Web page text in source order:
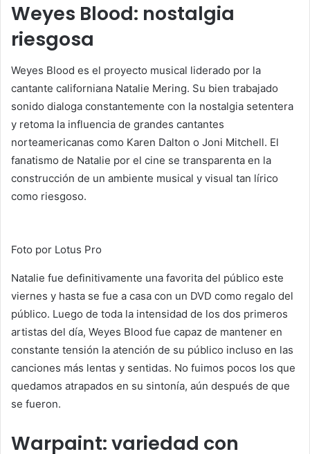
Weyes Blood: nostalgia
riesgosa
Weyes Blood es el proyecto musical liderado por la
cantante californiana Natalie Mering. Su bien trabajado
sonido dialoga constantemente con la nostalgia setentera
y retoma la influencia de grandes cantantes
norteamericanas como Karen Dalton o Joni Mitchell. El
fanatismo de Natalie por el cine se transparenta en la
construcción de un ambiente musical y visual tan lírico
como riesgoso.
Foto por Lotus Pro
Natalie fue definitivamente una favorita del público este
viernes y hasta se fue a casa con un DVD como regalo del
público. Luego de toda la intensidad de los dos primeros
artistas del día, Weyes Blood fue capaz de mantener en
constante tensión la atención de su público incluso en las
canciones más lentas y sentidas. No fuimos pocos los que
quedamos atrapados en su sintonía, aún después de que
se fueron.
Warpaint: variedad con